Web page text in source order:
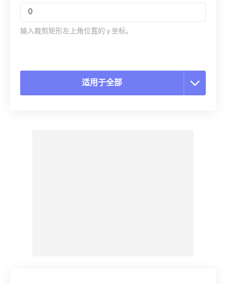
输入裁剪矩形左上角位置的 y 坐标。
适用于全部